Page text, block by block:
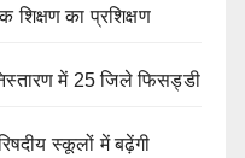
का प्रशिक्षण
में 25 जिले फिसड्डी
स्कूलों में बढ़ेंगी